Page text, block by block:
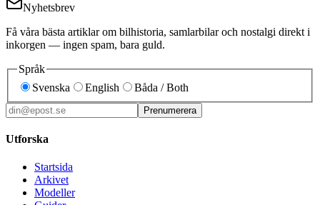
Nyhetsbrev
Få våra bästa artiklar om bilhistoria, samlarbilar och nostalgi direkt i
inkorgen — ingen spam, bara guld.
Språk
Svenska
English Båda / Both
Prenumerera
Utforska
Startsida
Arkivet
Modeller